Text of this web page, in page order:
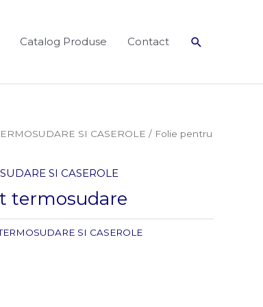
Catalog Produse Contact Search
SI CASEROLE / Folie pentru
SI CASEROLE
termosudare
SI CASEROLE